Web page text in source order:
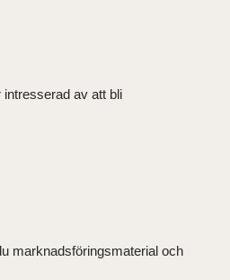
av att bli
marknadsföringsmaterial och